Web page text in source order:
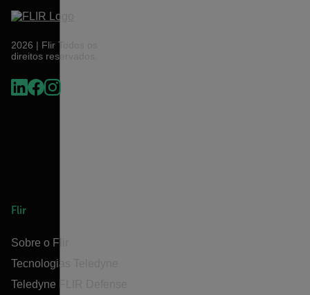
2026 | Flir Todos os
direitos reservados.
Flir
Sobre o Flir
Tecnologias Teledyne
Teledyne FLIR Defense